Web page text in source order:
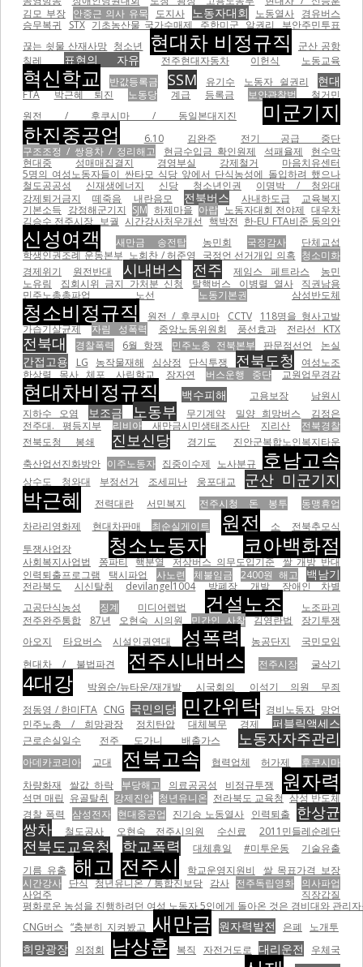
김모 부장
안중근 의사 유묵 도지사 노동자대회 노동열사 경유버스
승무복귀
STX 기초농산물 국가수매제 주한미군 알권리
부안주민투표
끊는 쇳물 산재사망 청소년 현대차 비정규직
군산 공항
칠레
표현의 자유 전주현대자동차 이헌식 노동교육
혁신학교 반값등록금 SSM 유기수 노동자 쉴권리 현대
FTA 박근혜 퇴진 노동당 계급 등록금 보안관찰법
철거민
원전 / 후쿠시마 / 동일본대지진
미군기지
한진중공업
6.10 김완주
전기 공급 중단
구조조정 / 쌍용차 / 정리해고
현금수입금 확인원제 석패율제
현수막
현대중
성매매집결지 경영부실 강제철거
마음치유센터
5명의 여성노동자들이 싼타모 식당 앞에서 단식농성에 돌입하려 했으나
철도공공성
신재생에너지 신당 청소년인권
이명박 / 청와대
강제퇴거금지
떼죽음 내란음모 전북버스 사내하도급
교육복지
기본소득 강정해군기지 SJM 하제마을 아랍 노동자대회 전야제 대우차
김승수 전주시장 보궐 시간강사처우개선 핵박전 한-EU FTA비준 동의안
신성여객 새만금 송전탑 농민회 국정감사
단체교섭
학생인권조례 운동본부 노회찬 / 허준영 국정언 선거개입 의혹 청소미화
경제위기
원전반대 시내버스 전주 제임스 페트라스
농민
노유림
집회시위 금지 가처분 신청 탈핵버스 이병렬 열사
직권남용
민주노총총파업
노선 노동기본권 삼성반도체
청소비정규직 원전 / 후쿠시마 CCTV
118명을 형사고발
가습기살균제
자림 성폭력 중앙노동위원회 풍선효과 전라선 KTX
전북대 경찰폭력 6월 항쟁 민주노총 전북본부 판문점선언 논실
간접고용 LG 농작물재해 심상정 단식투쟁 전북도청
여성노조
한상렬 목사 체포
사립학교 장자연 버스운행 중단 교원업무경감
현대차비정규직 백수피해 고용보장
남원시
지하수 오염
보조금 노동부 무기계약 밀양 희망버스
김정은
전주대. 평등지부
리비아 새만금시민생태조사단 지리산
전북경찰
전북도청 봉쇄
진보신당 경기도
진안군복합노인복지타운
축산업선진화방안 이주노동자 집중이수제 노사분규 호남고속
상수도 청와대 부정선거 조세피난 웅포대교 군산 미군기지
박근혜 전력대란 서민복지 전주시청 돈 봉투
동맹휴업
차라리영화제
현대차판매 최순실게이트 원전 소
전북추모식
투쟁사업장
청소노동자 코아백화점
사회복지사업법 쫑파티 핵분열 저상버스 의무도입기준 쌀 개방 반대
인력퇴출프로그램
택시파업 사노련 체불임금 2400원 해고 백남기
전라북도 시신탈취 devilangel1004 방폐장 개발
장애인 차별
고공단식농성
징계 미디어렙법 건설노조
노조파괴
전주완주통합
87년 오현숙 시의원 민간인 사찰 김영란법
장기투쟁
아오지
타요버스 시설인권연대 성폭력 농공단지
국민모임
현대차 / 불법파견
전주시내버스 전주시장 굴삭기
4대강 박원순/뉴타운/재개발 시국회의
이석기 의원 무죄
정동영 / 한미FTA CNG 국민의당 민간위탁 경비노동자 망언
민주노총 / 희망광장
정치탄압 대체복무 경제 퍼블릭액세스
근로손실일수 전주 도가니 배출가스 노동자자주관리
아데카코리아 교대 전북고속 협력업체 허가제
후쿠시마
차량화재
쌀값 하락 부당해고 의료공공성 비정규투쟁 원자력
석면 매립 유골탈취 강제진압 청년유니온 전라북도 교육청 삼성 반도체
경찰 폭력
삼성전자 현대중공업 진기승 노동열사 인력퇴출 한상균
쌍차
철도공사 오현숙 전주시의원 수신료 2011민들레순례단
전북도교육청 학교폭력 대체휴일 #미투운동
기술유출
기름 유출
해고 전주시 학교운영지원비
쌀 목표가격 보장
시간강사 단식 청년유니온 / 통합진보당 감사 전주독립영화 의사파업
사업주
직장갑질
평화로운 농성을 진행하려던 여성 노동자 5인에게 돌아온 것은 경비대와 관
CNG버스 “충분히 지켜봤고 새만금 원자력발전 은폐 노개투
희망광장 의정회 남상훈 복직 자전거도로 대리운전
우체국